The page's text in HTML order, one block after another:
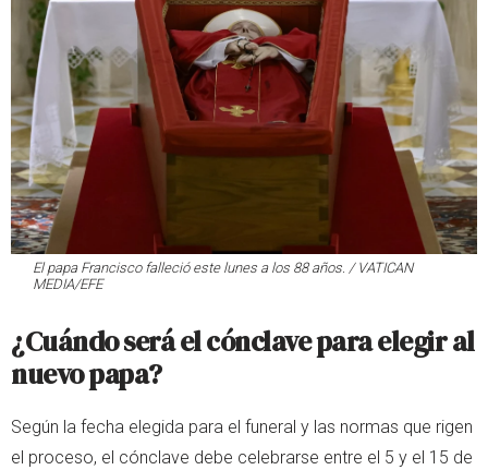
El papa Francisco falleció este lunes a los 88 años. / VATICAN
MEDIA/EFE
¿Cuándo será el cónclave para elegir al
nuevo papa?
Según la fecha elegida para el funeral y las normas que rigen
el proceso, el cónclave debe celebrarse entre el 5 y el 15 de